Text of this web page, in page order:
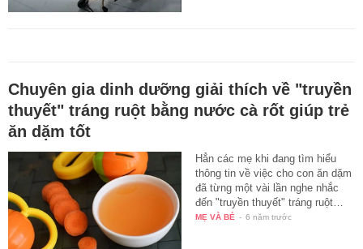
Chuyên gia dinh dưỡng giải thích về "truyền
thuyết" tráng ruột bằng nước cà rốt giúp trẻ
ăn dặm tốt
Hẳn các mẹ khi đang tìm hiểu
thông tin về việc cho con ăn dặm
đã từng một vài lần nghe nhắc
đến "truyền thuyết" tráng ruột…
MẸ VÀ BÉ - 6 năm trước